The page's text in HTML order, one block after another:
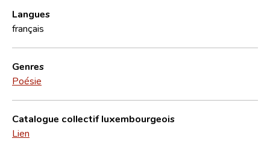
Langues
français
Genres
Poésie
Catalogue collectif luxembourgeois
Lien